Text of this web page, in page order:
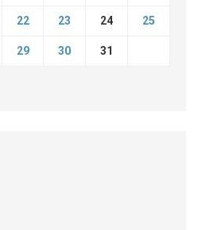
22 23 24 25
29 30 31